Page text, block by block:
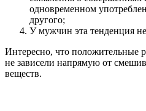
одновременном
другого;
У мужчин эта тенденция
Интересно, что положительные
не зависели напрямую от
веществ.